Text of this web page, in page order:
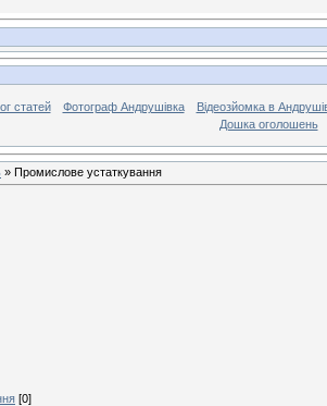
статей Фотограф Андрушівка
Відеозйомка в
Дошка оголошень
» Промислове устаткування
[0]